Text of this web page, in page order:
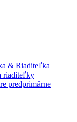
& Riaditeľka
riaditeľky
predprimárne